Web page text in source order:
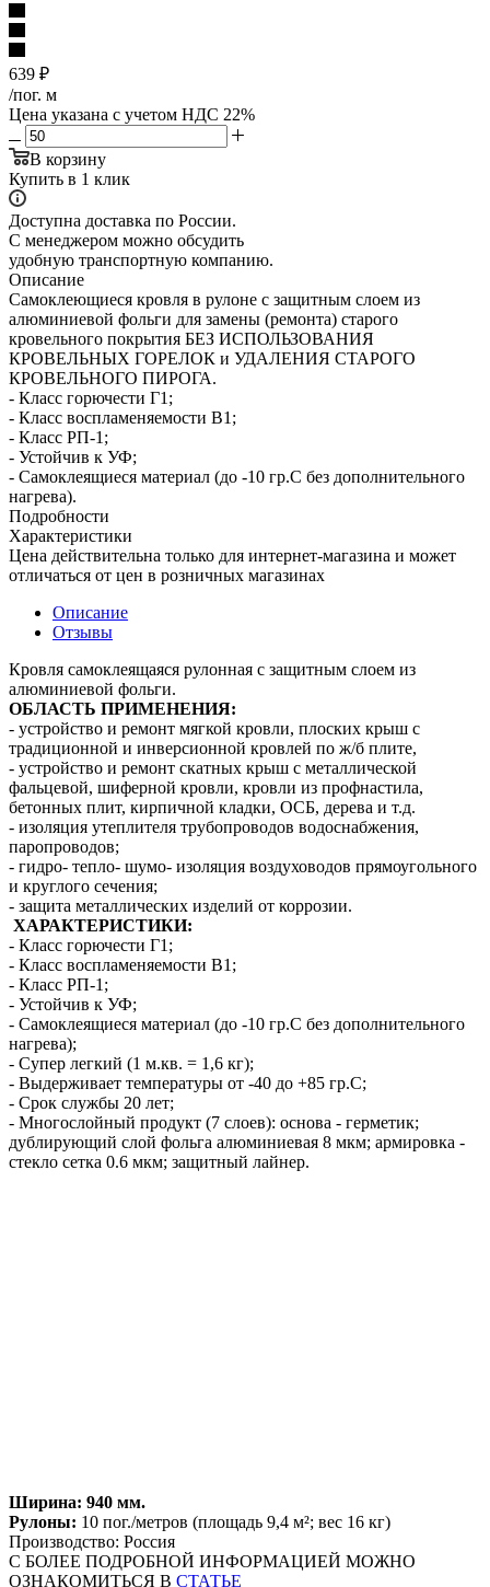
639 ₽
/пог. м
Цена указана с учетом НДС 22%
В корзину
Купить в 1 клик
Доступна доставка по России.
С менеджером можно обсудить
удобную транспортную компанию.
Описание
Самоклеющиеся кровля в рулоне с защитным слоем из
алюминиевой фольги для замены (ремонта) старого
кровельного покрытия БЕЗ ИСПОЛЬЗОВАНИЯ
КРОВЕЛЬНЫХ ГОРЕЛОК и УДАЛЕНИЯ СТАРОГО
КРОВЕЛЬНОГО ПИРОГА.
- Класс горючести Г1;
- Класс воспламеняемости В1;
- Класс РП-1;
- Устойчив к УФ;
- Самоклеящиеся материал (до -10 гр.С без дополнительного
нагрева).
Подробности
Характеристики
Цена действительна только для интернет-магазина и может
отличаться от цен в розничных магазинах
Описание
Отзывы
Кровля самоклеящаяся рулонная с защитным слоем из
алюминиевой фольги.
ОБЛАСТЬ ПРИМЕНЕНИЯ:
- устройство и ремонт мягкой кровли, плоских крыш с
традиционной и инверсионной кровлей по ж/б плите,
- устройство и ремонт скатных крыш с металлической
фальцевой, шиферной кровли, кровли из профнастила,
бетонных плит, кирпичной кладки, ОСБ, дерева и т.д.
- изоляция утеплителя трубопроводов водоснабжения,
паропроводов;
- гидро- тепло- шумо- изоляция воздуховодов прямоугольного
и круглого сечения;
- защита металлических изделий от коррозии.
ХАРАКТЕРИСТИКИ:
- Класс горючести Г1;
- Класс воспламеняемости В1;
- Класс РП-1;
- Устойчив к УФ;
- Самоклеящиеся материал (до -10 гр.С без дополнительного
нагрева);
- Супер легкий (1 м.кв. = 1,6 кг);
- Выдерживает температуры от -40 до +85 гр.С;
- Срок службы 20 лет;
- Многослойный продукт (7 слоев): основа - герметик;
дублирующий слой фольга алюминиевая 8 мкм; армировка -
стекло сетка 0.6 мкм; защитный лайнер.
Ширина: 940 мм.
Рулоны: 10 пог./метров (площадь 9,4 м²; вес 16 кг)
Производство: Россия
С БОЛЕЕ ПОДРОБНОЙ ИНФОРМАЦИЕЙ МОЖНО
ОЗНАКОМИТЬСЯ В СТАТЬЕ